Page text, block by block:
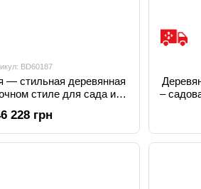
BD60187
— стильная деревянная
стиле для сада и
228 грн
–